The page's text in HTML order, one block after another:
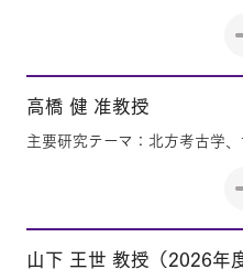
高橋 健 准教授
主要研究テーマ：北方考古学
山下 王世 教授（2026年